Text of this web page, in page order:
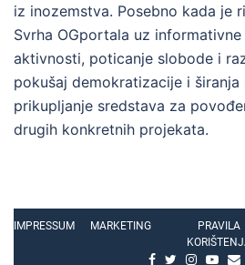
iz inozemstva. Posebno kada je
Svrha OGportala uz
aktivnosti, poticanje slobode i
pokušaj demokratizacije i
prikupljanje sredstava za
drugih konkretnih projekata.